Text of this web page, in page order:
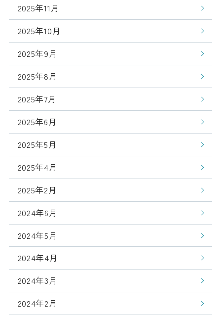
2025年11月
2025年10月
2025年9月
2025年8月
2025年7月
2025年6月
2025年5月
2025年4月
2025年2月
2024年6月
2024年5月
2024年4月
2024年3月
2024年2月